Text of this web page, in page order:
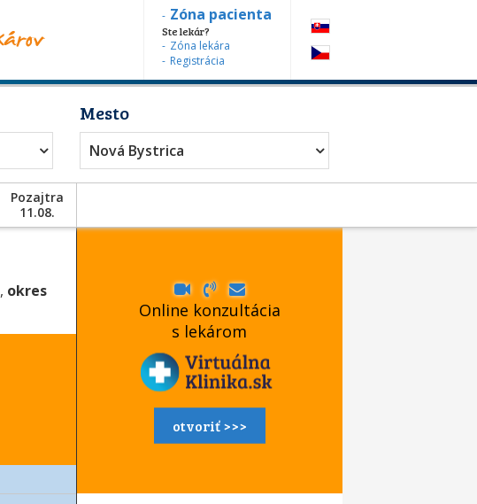
Zóna pacienta
Ste lekár?
Zóna lekára
Registrácia
Mesto
Nová Bystrica
Pozajtra
11.08.
, okres
Online konzultácia
s lekárom
otvoriť >>>